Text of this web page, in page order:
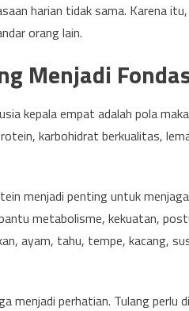
harian tidak sama. Karena
orang lain.
Menjadi
kepala empat adalah pola
karbohidrat berkualitas,
menjadi penting untuk
metabolisme, kekuatan,
ayam, tahu, tempe, kacang,
menjadi perhatian. Tulang perlu